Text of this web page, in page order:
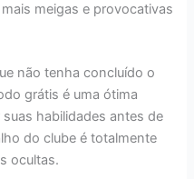
meigas e provocativas
não tenha concluído o
grátis é uma ótima
habilidades antes de
do clube é totalmente
ocultas.